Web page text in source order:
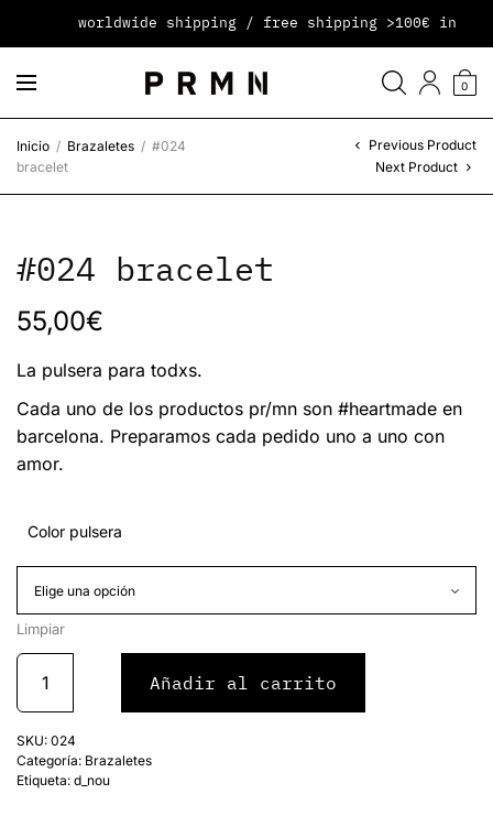
worldwide shipping / free shipping >100€ in
0
Inicio / Brazaletes / #024
bracelet
Previous Product
Next Product
#024 bracelet
55,00€
La pulsera para todxs.
Cada uno de los productos pr/mn son #heartmade en
barcelona. Preparamos cada pedido uno a uno con
amor.
Color pulsera
Limpiar
Añadir al carrito
SKU: 024
Categoría: Brazaletes
Etiqueta: d_nou